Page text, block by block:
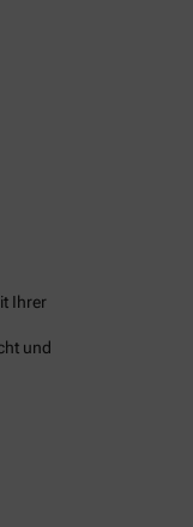
Ihrer
und